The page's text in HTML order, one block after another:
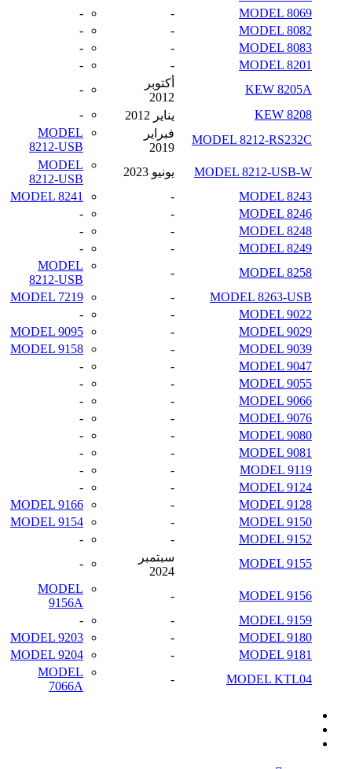
MODEL 8069
-
-
MODEL 8082
-
-
MODEL 8083
-
-
MODEL 8201
-
-
KEW 8205A
أكتوبر
2012
-
KEW 8208
يناير 2012
-
MODEL 8212-RS232C
فبراير
2019
MODEL
8212-USB
MODEL 8212-USB-W
يونيو 2023
MODEL
8212-USB
MODEL 8243
-
MODEL 8241
MODEL 8246
-
-
MODEL 8248
-
-
MODEL 8249
-
-
MODEL 8258
-
MODEL
8212-USB
MODEL 8263-USB
-
MODEL 7219
MODEL 9022
-
-
MODEL 9029
-
MODEL 9095
MODEL 9039
-
MODEL 9158
MODEL 9047
-
-
MODEL 9055
-
-
MODEL 9066
-
-
MODEL 9076
-
-
MODEL 9080
-
-
MODEL 9081
-
-
MODEL 9119
-
-
MODEL 9124
-
-
MODEL 9128
-
MODEL 9166
MODEL 9150
-
MODEL 9154
MODEL 9152
-
-
MODEL 9155
سبتمبر
2024
-
MODEL 9156
-
MODEL
9156A
MODEL 9159
-
-
MODEL 9180
-
MODEL 9203
MODEL 9181
-
MODEL 9204
MODEL KTL04
-
MODEL
7066A